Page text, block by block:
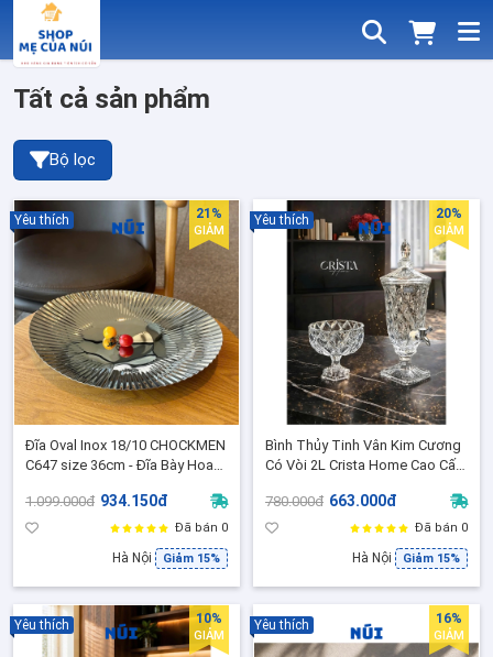
Tất cả sản phẩm
Bộ lọc
Đĩa Oval Inox 18/10 CHOCKMEN
C647 size 36cm - Đĩa Bày Hoa
Mặt Trời Cao Cấp
1.099.000đ 934.150đ
Đã bán 0
Hà Nội Giảm 15%
Yêu thích 21%
GIẢM
Bình Thủy Tinh Vân Kim Cương
Có Vòi 2L Crista Home Cao Cấp
Bàn Tiệc 60267
780.000đ 663.000đ
Đã bán 0
Hà Nội Giảm 15%
Yêu thích 20%
GIẢM
Yêu thích 10%
GIẢM
Yêu thích 16%
GIẢM